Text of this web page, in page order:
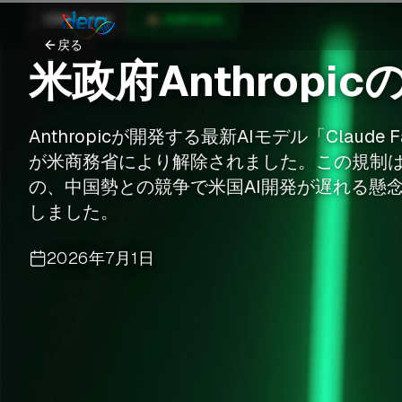
戻る
CNBC Tech Anthropic
米政府Anthropic
Anthropicが開発する最新AIモデル「Claude
が米商務省により解除されました。この規制
の、中国勢との競争で米国AI開発が遅れる懸
しました。
2026年7月1日